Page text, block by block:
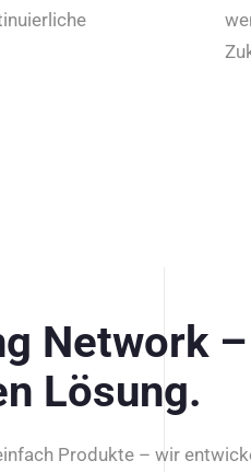
Network –
Lösung.
Produkte – wir